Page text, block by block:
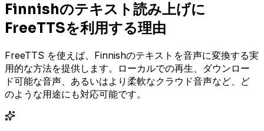
Finnishのテキスト読み上げに
FreeTTSを利用する理由
FreeTTS を使えば、Finnishのテキストを音声に変換する実
用的な方法を提供します。ローカルでの再生、ダウンロー
ド可能な音声、あるいはより柔軟なクラウド音声など、ど
のような用途にも対応可能です。